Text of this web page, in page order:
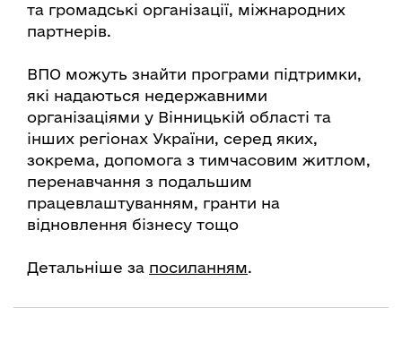
та громадські організації, міжнародних
партнерів.
ВПО можуть знайти програми підтримки,
які надаються недержавними
організаціями у Вінницькій області та
інших регіонах України, серед яких,
зокрема, допомога з тимчасовим житлом,
перенавчання з подальшим
працевлаштуванням, гранти на
відновлення бізнесу тощо
Детальніше за посиланням.